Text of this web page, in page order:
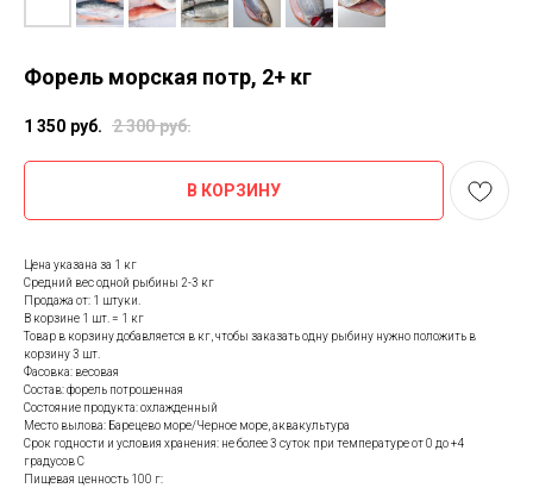
Форель морская потр, 2+ кг
1 350 руб. 2 300 руб.
В КОРЗИНУ
Цена указана за 1 кг
Средний вес одной рыбины 2-3 кг
Продажа от: 1 штуки.
В корзине 1 шт. = 1 кг
Товар в корзину добавляется в кг, чтобы заказать одну рыбину нужно положить в
корзину 3 шт.
Фасовка: весовая
Состав: форель потрошенная
Состояние продукта: охлажденный
Место вылова: Барецево море/Черное море, аквакультура
Срок годности и условия хранения: не более 3 суток при температуре от 0 до +4
градусов С
Пищевая ценность 100 г: